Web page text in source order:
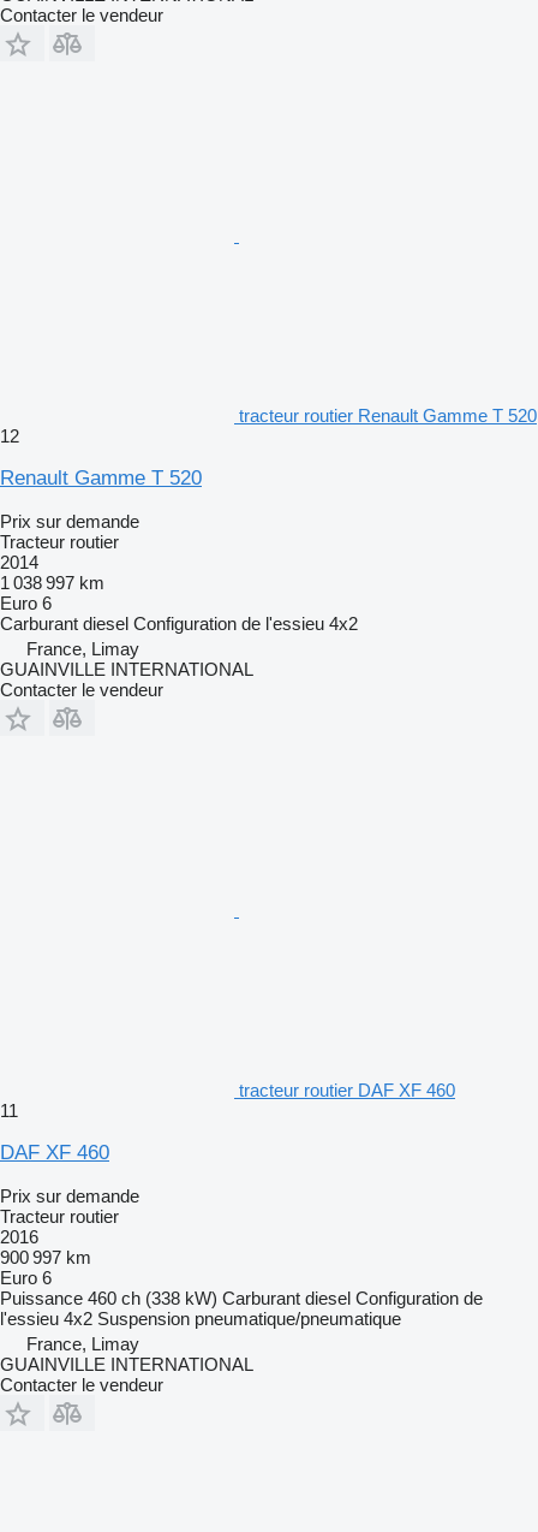
Contacter le vendeur
tracteur routier Renault Gamme T 520
12
Renault Gamme T 520
Prix sur demande
Tracteur routier
2014
1 038 997 km
Euro 6
Carburant diesel Configuration de l'essieu 4x2
France, Limay
GUAINVILLE INTERNATIONAL
Contacter le vendeur
tracteur routier DAF XF 460
11
DAF XF 460
Prix sur demande
Tracteur routier
2016
900 997 km
Euro 6
Puissance 460 ch (338 kW) Carburant diesel Configuration de
l'essieu 4x2 Suspension pneumatique/pneumatique
France, Limay
GUAINVILLE INTERNATIONAL
Contacter le vendeur